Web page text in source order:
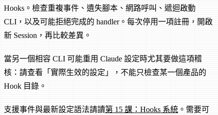
Hooks。檢查重複事件、遺失腳本、網路呼叫、遞迴啟動
CLI，以及可能拒絕完成的 handler。每次停用一項註冊，開啟
新 Session，再比較差異。
當另一個相容 CLI 可能重用 Claude 設定時尤其要做這項稽
核：請查看「實際生效的設定」，不能只檢查某一個產品的
Hook 目錄。
支援事件與最新設定語法請讀第 15 課：Hooks 系統 。需要可